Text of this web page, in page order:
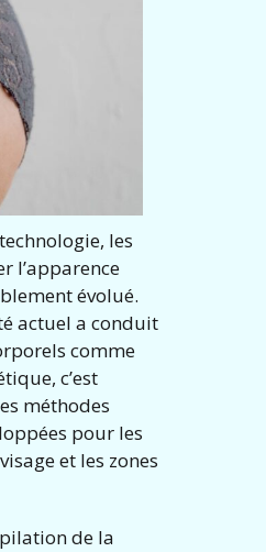
les
l’apparence
évolué.
actuel a conduit
comme
c’est
méthodes
pour les
et les zones
de la